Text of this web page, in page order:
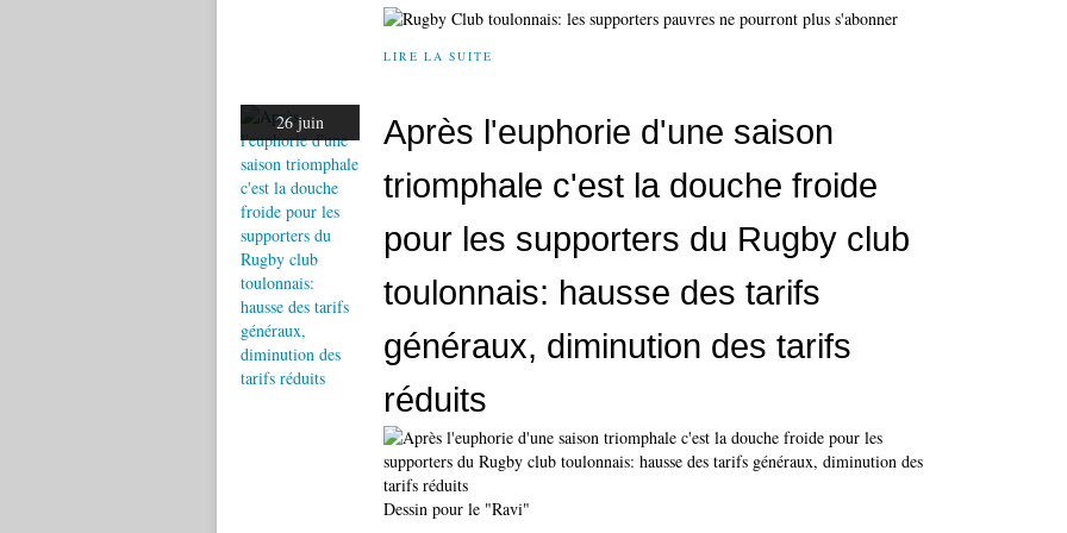
LIRE LA SUITE
26 juin
Après l'euphorie d'une saison
triomphale c'est la douche froide
pour les supporters du Rugby club
toulonnais: hausse des tarifs
généraux, diminution des tarifs
réduits
Dessin pour le "Ravi"